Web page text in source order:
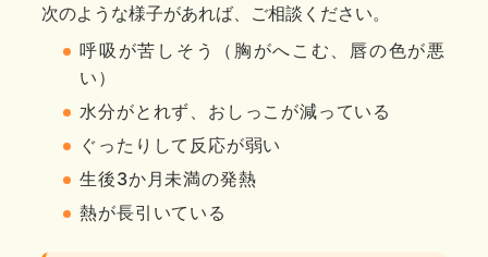
次のような様子があれば、ご相談ください。
呼吸が苦しそう（胸がへこむ、唇の色が悪
い）
水分がとれず、おしっこが減っている
ぐったりして反応が弱い
生後3か月未満の発熱
熱が長引いている